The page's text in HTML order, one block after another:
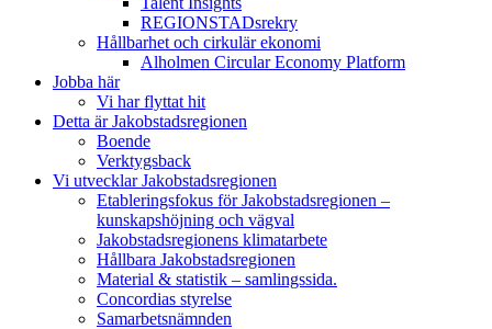
REGIONSTADsrekry
Hållbarhet och cirkulär ekonomi
Alholmen Circular Economy Platform
Jobba här
Vi har flyttat hit
Detta är Jakobstadsregionen
Boende
Verktygsback
Vi utvecklar Jakobstadsregionen
Etableringsfokus för Jakobstadsregionen –
kunskapshöjning och vägval
Jakobstadsregionens klimatarbete
Hållbara Jakobstadsregionen
Material & statistik – samlingssida.
Concordias styrelse
Samarbetsnämnden